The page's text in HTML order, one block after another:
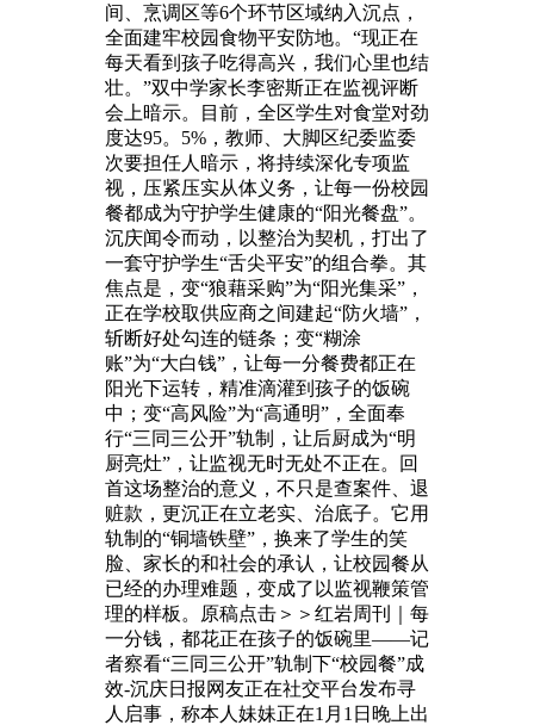
间、烹调区等6个环节区域纳入沉点，
全面建牢校园食物平安防地。“现正在
每天看到孩子吃得高兴，我们心里也结
壮。”双中学家长李密斯正在监视评断
会上暗示。目前，全区学生对食堂对劲
度达95。5%，教师、大脚区纪委监委
次要担任人暗示，将持续深化专项监
视，压紧压实从体义务，让每一份校园
餐都成为守护学生健康的“阳光餐盘”。
沉庆闻令而动，以整治为契机，打出了
一套守护学生“舌尖平安”的组合拳。其
焦点是，变“狼藉采购”为“阳光集采”，
正在学校取供应商之间建起“防火墙”，
斩断好处勾连的链条；变“糊涂
账”为“大白钱”，让每一分餐费都正在
阳光下运转，精准滴灌到孩子的饭碗
中；变“高风险”为“高通明”，全面奉
行“三同三公开”轨制，让后厨成为“明
厨亮灶”，让监视无时无处不正在。回
首这场整治的意义，不只是查案件、退
赃款，更沉正在立老实、治底子。它用
轨制的“铜墙铁壁”，换来了学生的笑
脸、家长的和社会的承认，让校园餐从
已经的办理难题，变成了以监视鞭策管
理的样板。原稿点击＞＞红岩周刊｜每
一分钱，都花正在孩子的饭碗里——记
者察看“三同三公开”轨制下“校园餐”成
效-沉庆日报网友正在社交平台发布寻
人启事，称本人妹妹正在1月1日晚上出